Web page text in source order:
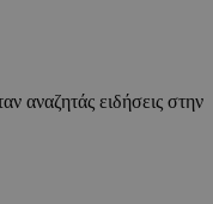
αναζητάς ειδήσεις στην